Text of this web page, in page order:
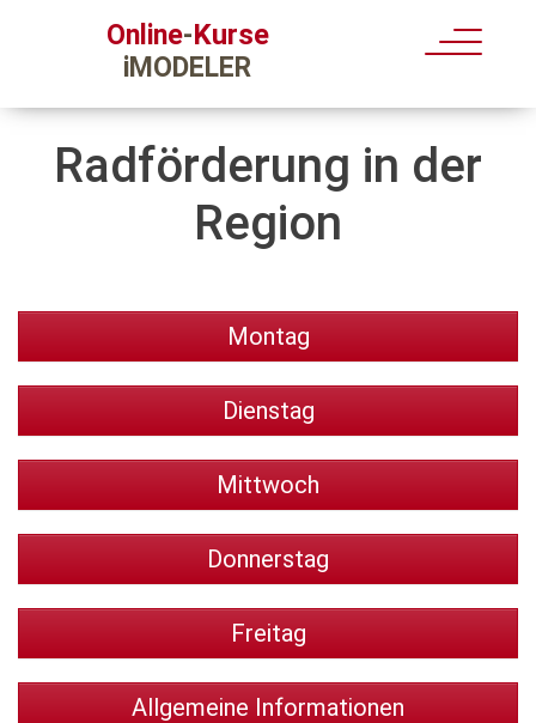
Online-Kurse
iMODELER
Radförderung in der
Region
Montag
Dienstag
Mittwoch
Donnerstag
Freitag
Allgemeine Informationen